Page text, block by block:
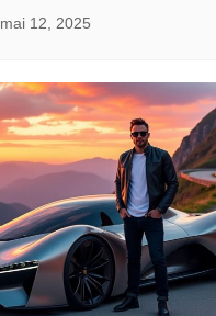
mai 12, 2025